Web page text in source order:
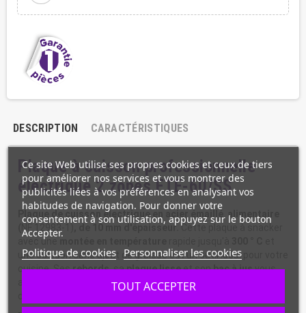
DESCRIPTION CARACTÉRISTIQUES
Plaque à cuisson professionnelle
électrique 2 zones FTE-60/SS
Plaque de cuisson électrique en acier émaillé alimentaire
NF 12983-1) , de 10 mm d'épaisseur. Cette plaque à snacker
avec une
une cuisson sans ajout de graisse est un outil idéal pour votre
cuisine. Sesrebords, saplaque lisseet sonbac à jusvous
assurent un nettoyage et un entretien facile. Vous disposez
Ce site Web utilise ses propres cookies et ceux de tiers
pour améliorer nos services et vous montrer des
publicités liées à vos préférences en analysant vos
habitudes de navigation. Pour donner votre
consentement à son utilisation, appuyez sur le bouton
Accepter.
Politique de cookies Personnaliser les cookies
TOUT ACCEPTER